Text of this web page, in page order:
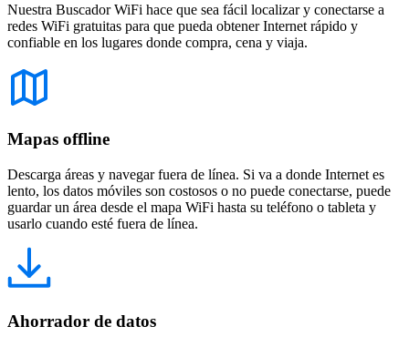
Nuestra Buscador WiFi hace que sea fácil localizar y conectarse a
redes WiFi gratuitas para que pueda obtener Internet rápido y
confiable en los lugares donde compra, cena y viaja.
Mapas offline
Descarga áreas y navegar fuera de línea. Si va a donde Internet es
lento, los datos móviles son costosos o no puede conectarse, puede
guardar un área desde el mapa WiFi hasta su teléfono o tableta y
usarlo cuando esté fuera de línea.
Ahorrador de datos